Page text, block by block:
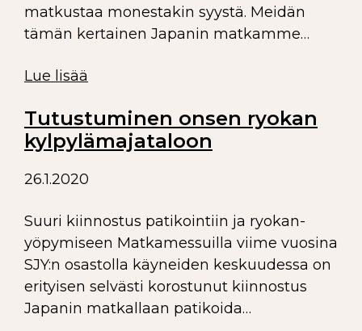
matkustaa monestakin syystä. Meidän
tämän kertainen Japanin matkamme…
Lue lisää
Tutustuminen onsen ryokan
kylpylämajataloon
26.1.2020
Suuri kiinnostus patikointiin ja ryokan-
yöpymiseen Matkamessuilla viime vuosina
SJY:n osastolla käyneiden keskuudessa on
erityisen selvästi korostunut kiinnostus
Japanin matkallaan patikoida…